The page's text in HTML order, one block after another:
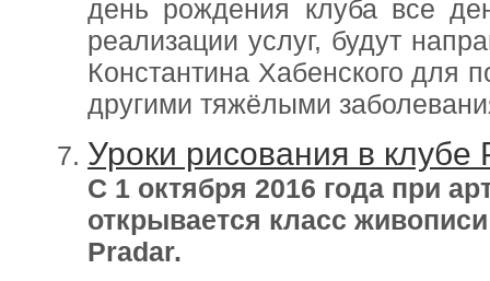
день рождения клуба все
реализации услуг, будут
Константина Хабенского для
другими тяжёлыми
Уроки рисования в клубе
С 1 октября 2016 года при
открывается класс
Pradar.